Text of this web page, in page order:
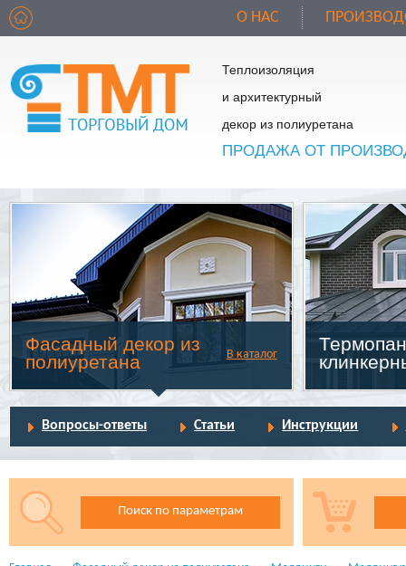
О НАС
Теплоизоляция
и архитектурный
декор из полиуретана
ПРОДАЖА ОТ
Фасадный декор из
полиуретана
В каталог
Вопросы-ответы Статьи Инструкции
Поиск по параметрам